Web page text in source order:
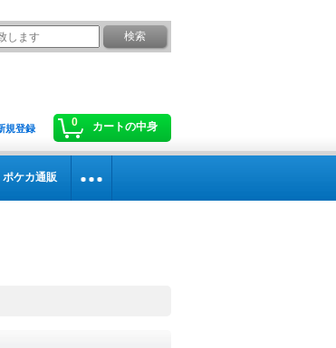
0 カートの中身
規登録
ポケカ通販